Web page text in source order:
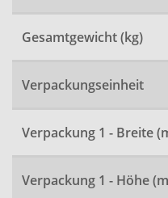
Gesamtgewicht (kg)
Verpackungseinheit
Verpackung 1 - Breite
Verpackung 1 - Höhe